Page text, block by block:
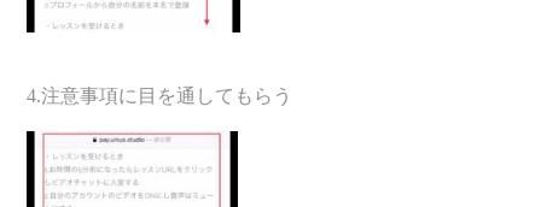
4.注意事項に目を通してもらう